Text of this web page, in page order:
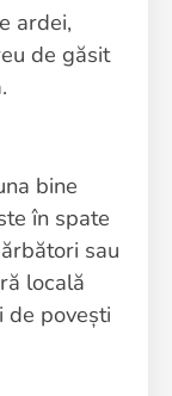
ardei,
de găsit
bine
în spate
sau
locală
de povești